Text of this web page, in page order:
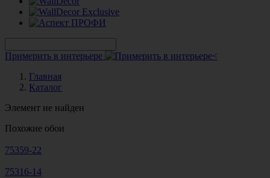
Примерить в интерьере
Главная
Каталог
Элемент не найден
Похожие обои
75359-22
75316-14